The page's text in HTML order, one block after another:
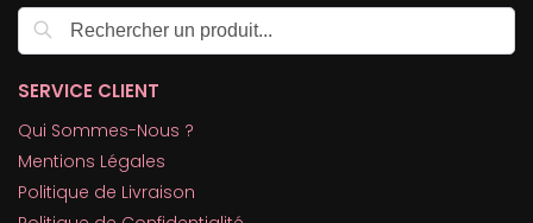
SERVICE CLIENT
Qui Sommes-Nous ?
Mentions Légales
Politique de Livraison